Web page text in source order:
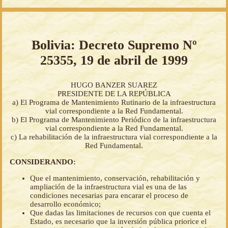
Bolivia: Decreto Supremo Nº
25355, 19 de abril de 1999
HUGO BANZER SUAREZ
PRESIDENTE DE LA REPÚBLICA
a) El Programa de Mantenimiento Rutinario de la infraestructura
vial correspondiente a la Red Fundamental.
b) El Programa de Mantenimiento Periódico de la infraestructura
vial correspondiente a la Red Fundamental.
c) La rehabilitación de la infraestructura vial correspondiente a la
Red Fundamental.
CONSIDERANDO:
Que el mantenimiento, conservación, rehabilitación y
ampliación de la infraestructura vial es una de las
condiciones necesarias para encarar el proceso de
desarrollo económico;
Que dadas las limitaciones de recursos con que cuenta el
Estado, es necesario que la inversión pública priorice el